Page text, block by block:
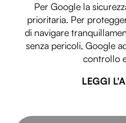
Per Google la
prioritaria. Per
di navigare
senza pericoli, Google
controllo
LEGGI